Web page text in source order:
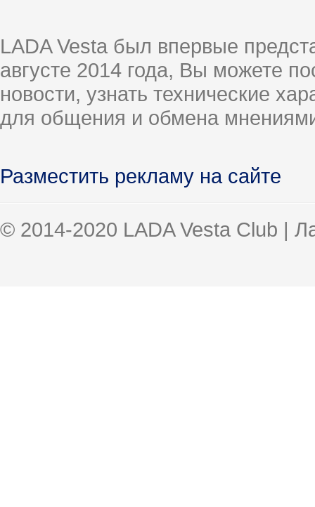
LADA Vesta был впервые
августе 2014 года, Вы можете
новости, узнать технические
для общения и обмена
Разместить рекламу на сайте
© 2014-2020 LADA Vesta Club |